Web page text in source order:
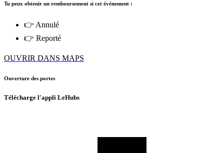
Tu peux obtenir un remboursement si cet événement :
👉 Annulé
👉 Reporté
OUVRIR DANS MAPS
Ouverture des portes
Télécharge l'appli LeHubs